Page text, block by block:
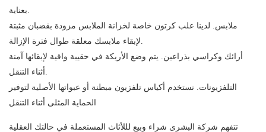
ملابس. لدينا علب كرتون خاصة لخزانة الملابس مزودة بقضبان مثبتة
أرائك وكراسي بذراعين. يتم وضع الأريكة في حقيبة واقية لإبقائها آمنة
التلفزيونات. نستخدم أكياس تلفزيون مبطنة أو عبواتها الأصلية لتوفير
الحماية المثلى أثناء التنقل
تتفهم شركة البشرى شراء وبيع لللأثاث المستعملة في حالتك العقلية